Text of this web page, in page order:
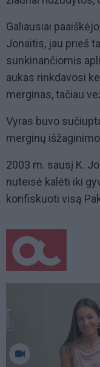
Galiausiai
Jonaitis, jau prieš
sunkinančiomis
aukas rinkdavosi
merginas, tačiau
Vyras buvo
merginų
2003 m. sausį K.
nuteisė kalėti iki
konfiskuoti visą